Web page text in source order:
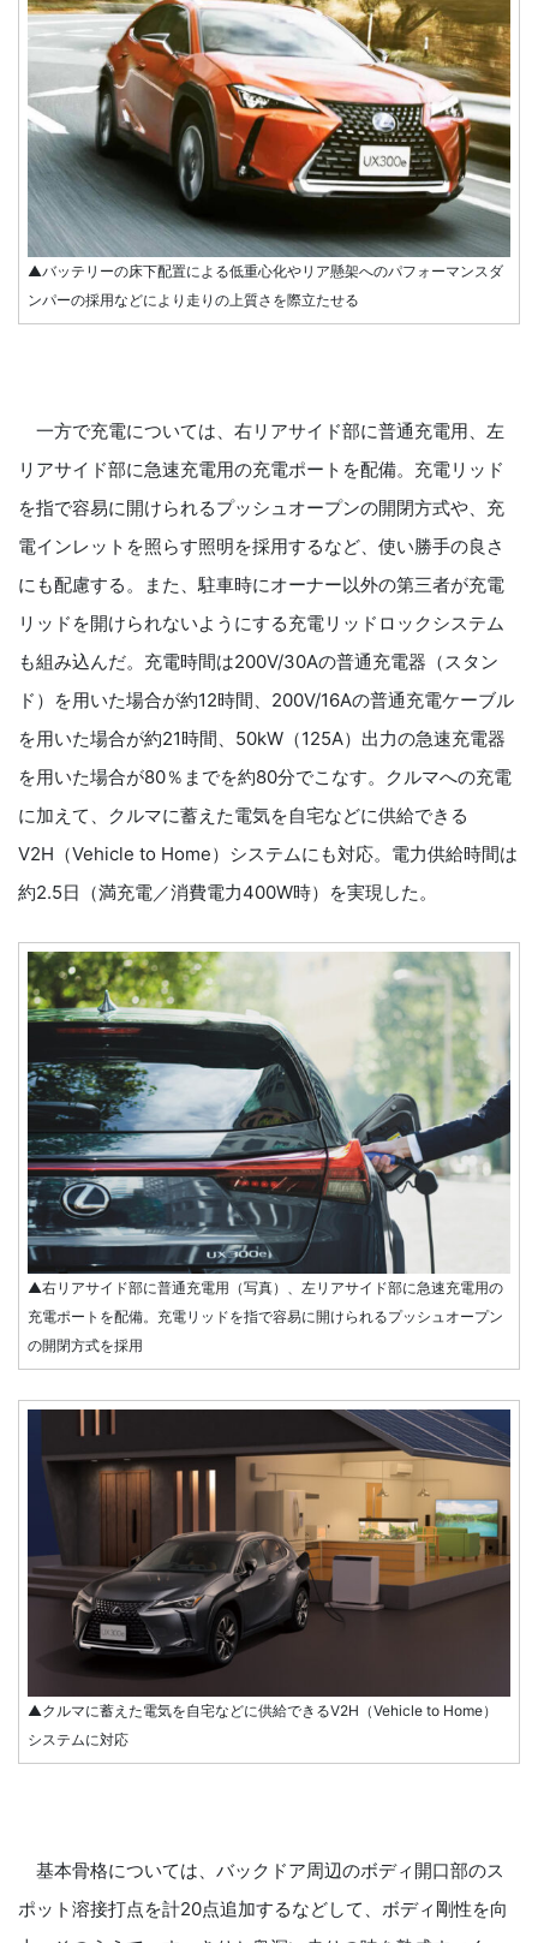
▲バッテリーの床下配置による低重心化やリア懸架へのパフォーマンスダ
ンパーの採用などにより走りの上質さを際立たせる
一方で充電については、右リアサイド部に普通充電用、左
リアサイド部に急速充電用の充電ポートを配備。充電リッド
を指で容易に開けられるプッシュオープンの開閉方式や、充
電インレットを照らす照明を採用するなど、使い勝手の良さ
にも配慮する。また、駐車時にオーナー以外の第三者が充電
リッドを開けられないようにする充電リッドロックシステム
も組み込んだ。充電時間は200V/30Aの普通充電器（スタン
ド）を用いた場合が約12時間、200V/16Aの普通充電ケーブル
を用いた場合が約21時間、50kW（125A）出力の急速充電器
を用いた場合が80％までを約80分でこなす。クルマへの充電
に加えて、クルマに蓄えた電気を自宅などに供給できる
V2H（Vehicle to Home）システムにも対応。電力供給時間は
約2.5日（満充電／消費電力400W時）を実現した。
▲右リアサイド部に普通充電用（写真）、左リアサイド部に急速充電用の
充電ポートを配備。充電リッドを指で容易に開けられるプッシュオープン
の開閉方式を採用
▲クルマに蓄えた電気を自宅などに供給できるV2H（Vehicle to Home）
システムに対応
基本骨格については、バックドア周辺のボディ開口部のス
ポット溶接打点を計20点追加するなどして、ボディ剛性を向